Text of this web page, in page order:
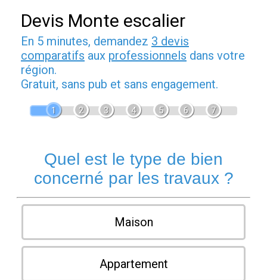
Devis Monte escalier
En 5 minutes, demandez 3 devis
comparatifs aux professionnels dans votre
région.
Gratuit, sans pub et sans engagement.
1 2 3 4 5 6 7
Quel est le type de bien
concerné par les travaux ?
Maison
Appartement